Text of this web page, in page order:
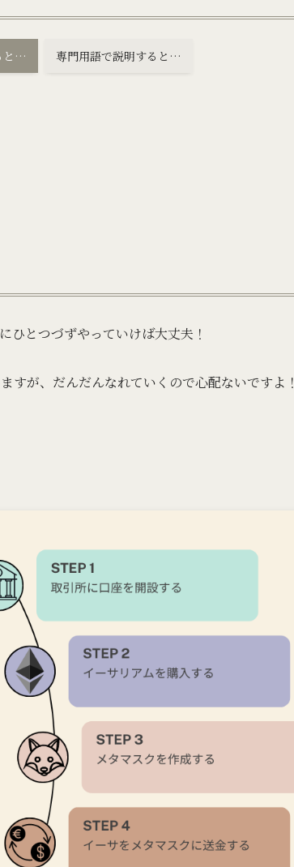
と… 専門用語で説明すると…
ひとつづずやっていけば大丈夫！
すが、だんだんなれていくので心配ないですよ！